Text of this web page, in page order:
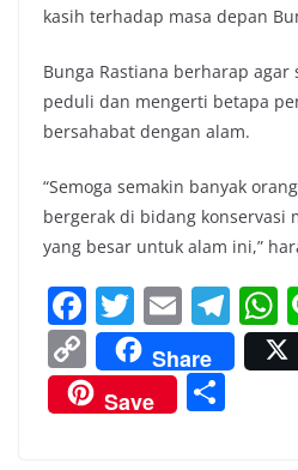
kasih terhadap masa depan
Bunga Rastiana berharap agar
peduli dan mengerti betapa
bersahabat dengan alam.
“Semoga semakin banyak
bergerak di bidang konservasi
yang besar untuk alam ini,”
F
a
c
e
T
w
itt
er
E
m
ai
l
T
el
e
C
o
p
Share
Save